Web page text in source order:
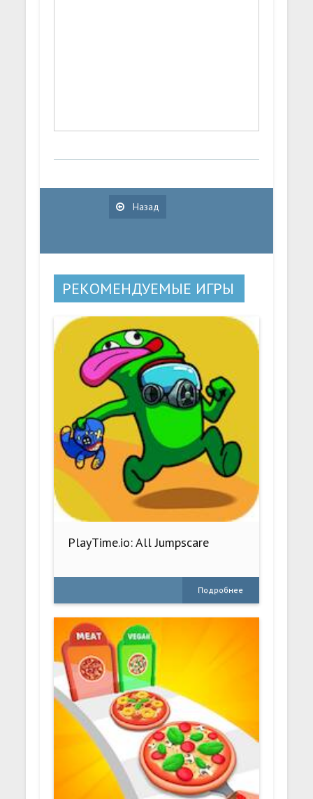
Назад
РЕКОМЕНДУЕМЫЕ ИГРЫ
PlayTime.io: All Jumpscare
Подробнее